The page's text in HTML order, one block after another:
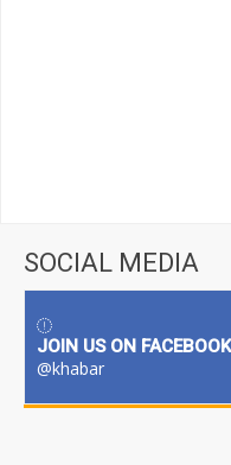
SOCIAL MEDIA
JOIN US ON FACEBOOK
@khabar